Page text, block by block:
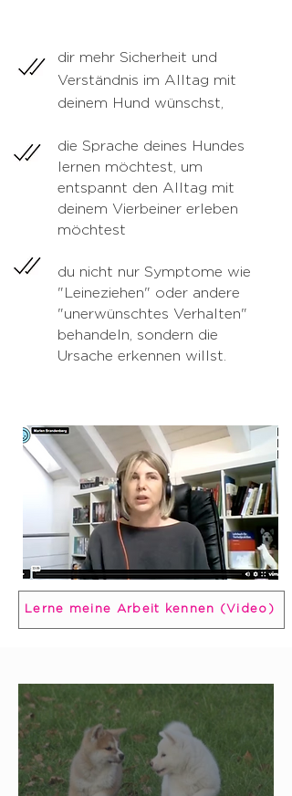
​dir mehr Sicherheit und
Verständnis im Alltag mit
deinem Hund wünschst,
die Sprache deines Hundes
lernen möchtest, um
entspannt den Alltag mit
deinem Vierbeiner erleben
möchtest
du nicht nur Symptome wie
"Leineziehen" oder andere
"unerwünschtes Verhalten"
behandeln, sondern die
Ursache erkennen willst.
Lerne meine Arbeit kennen (Video)